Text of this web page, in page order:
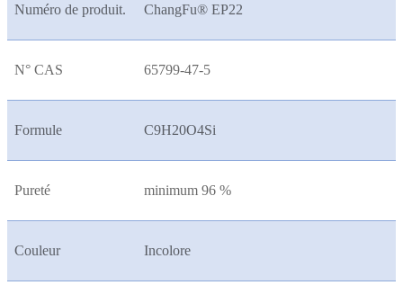
Numéro de produit. ChangFu® EP22
N° CAS 65799-47-5
Formule C9H20O4Si
Pureté minimum 96 %
Couleur Incolore